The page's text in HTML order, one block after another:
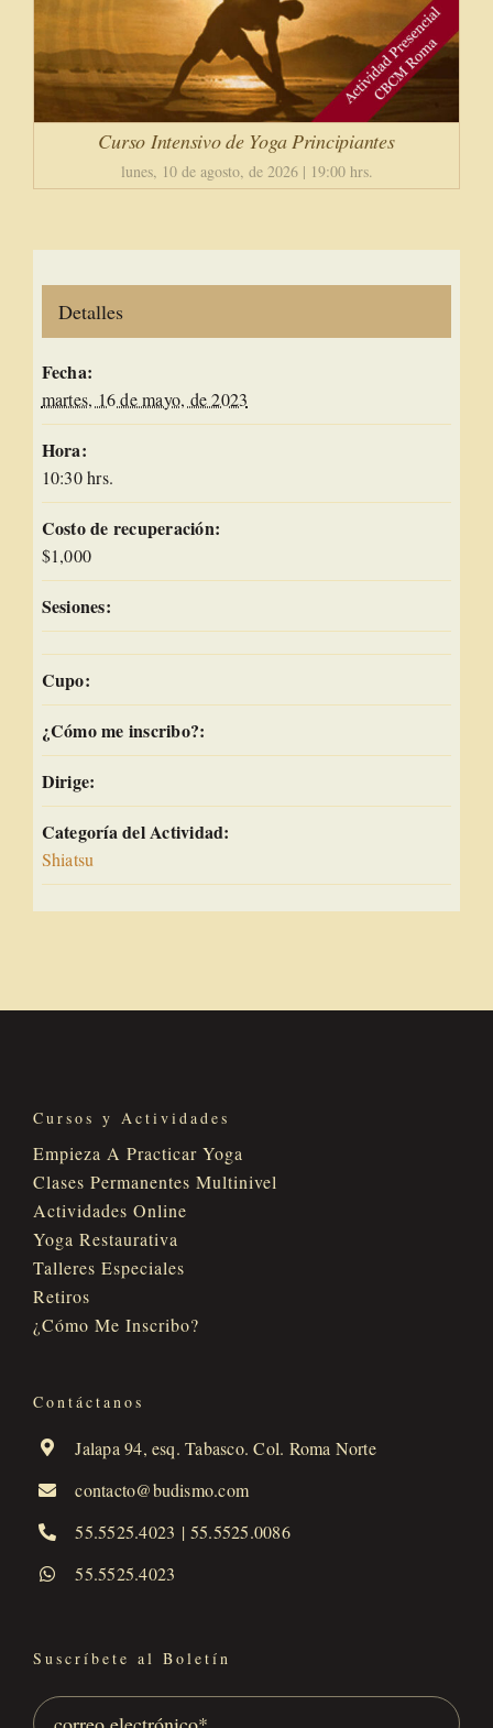
Curso Intensivo de Yoga Principiantes
lunes, 10 de agosto, de 2026 | 19:00 hrs.
Detalles
Fecha:
martes, 16 de mayo, de 2023
Hora:
10:30 hrs.
Costo de recuperación:
$1,000
Sesiones:
Cupo:
¿Cómo me inscribo?:
Dirige:
Categoría del Actividad:
Shiatsu
Cursos y Actividades
Empieza A Practicar Yoga
Clases Permanentes Multinivel
Actividades Online
Yoga Restaurativa
Talleres Especiales
Retiros
¿Cómo Me Inscribo?
Contáctanos
Jalapa 94, esq. Tabasco. Col. Roma Norte
contacto@budismo.com
55.5525.4023 | 55.5525.0086
55.5525.4023
Suscríbete al Boletín